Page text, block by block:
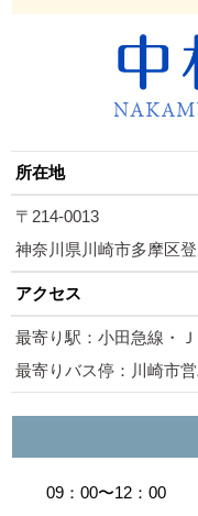
所在地
〒214-0013
神奈川県川崎市多摩区
アクセス
最寄り駅：小田急線・
最寄りバス停：川崎市
09：00〜12：00